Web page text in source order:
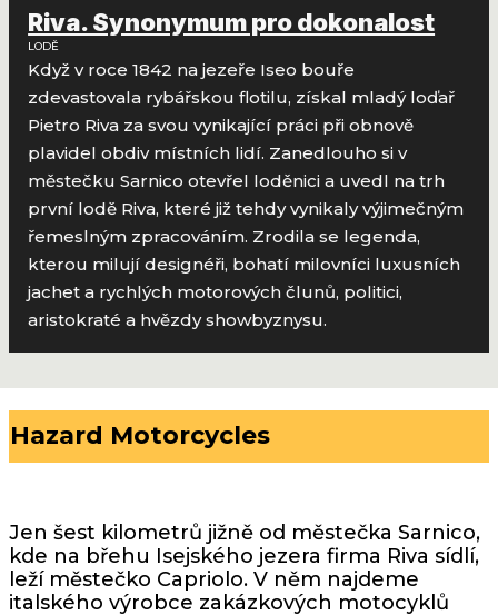
Riva. Synonymum pro dokonalost
LODĚ
Když v roce 1842 na jezeře Iseo bouře
zdevastovala rybářskou flotilu, získal mladý loďař
Pietro Riva za svou vynikající práci při obnově
plavidel obdiv místních lidí. Zanedlouho si v
městečku Sarnico otevřel loděnici a uvedl na trh
první lodě Riva, které již tehdy vynikaly výjimečným
řemeslným zpracováním. Zrodila se legenda,
kterou milují designéři, bohatí milovníci luxusních
jachet a rychlých motorových člunů, politici,
aristokraté a hvězdy showbyznysu.
Hazard Motorcycles
Jen šest kilometrů jižně od městečka Sarnico,
kde na břehu Isejského jezera firma Riva sídlí,
leží městečko Capriolo. V něm najdeme
italského výrobce zakázkových motocyklů